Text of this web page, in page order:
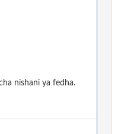
nishani ya fedha.